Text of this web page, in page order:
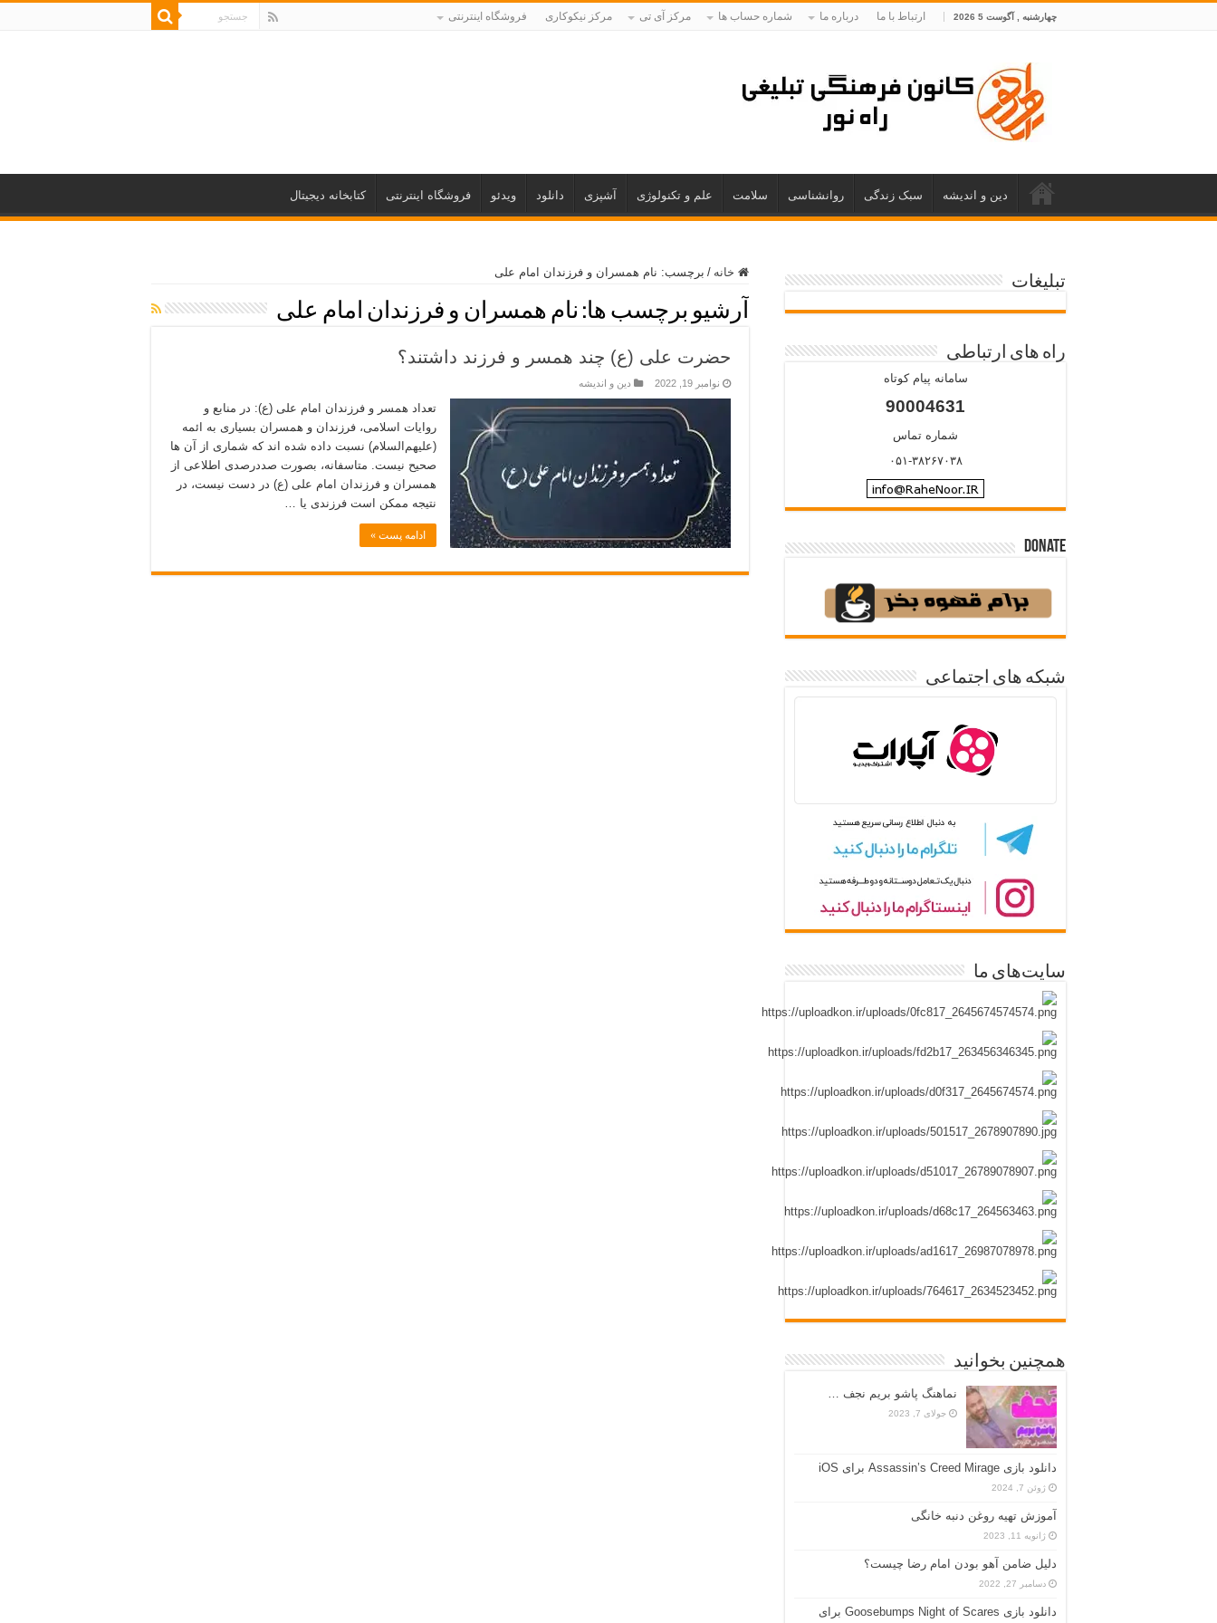
چهارشنبه , آگوست 5 2026 ارتباط با ما درباره ما شماره حساب ها مرکز آی تی مرکز نیکوکاری فروشگاه اینترنتی
دین و اندیشه سبک زندگی روانشناسی سلامت علم و تکنولوژی آشپزی دانلود ویدئو فروشگاه اینترنتی کتابخانه دیجیتال
خانه / برچسب: نام همسران و فرزندان امام علی
آرشیو برچسب ها: نام همسران و فرزندان امام علی
حضرت علی (ع) چند همسر و فرزند داشتند؟
نوامبر 19, 2022 دین و اندیشه
تعداد همسر و فرزندان امام علی (ع): در منابع و
روایات اسلامی، فرزندان و همسران بسیاری به ائمه
(علیهم‌السلام) نسبت داده شده اند که شماری از آن ها
صحیح نیست. متاسفانه، بصورت صددرصدی اطلاعی از
همسران و فرزندان امام علی (ع) در دست نیست، در
نتیجه ممکن است فرزندی یا …
ادامه پست »
تبلیغات
راه های ارتباطی
سامانه پیام کوتاه
90004631
شماره تماس
۰۵۱-۳۸۲۶۷۰۳۸
Donate
شبکه های اجتماعی
سایت‌های ما
همچنین بخوانید
نماهنگ پاشو بریم نجف …
جولای 7, 2023
دانلود بازی Assassin’s Creed Mirage برای iOS
ژوئن 7, 2024
آموزش تهیه روغن دنبه خانگی
ژانویه 11, 2023
دلیل ضامن آهو بودن امام رضا چیست؟
دسامبر 27, 2022
دانلود بازی Goosebumps Night of Scares برای